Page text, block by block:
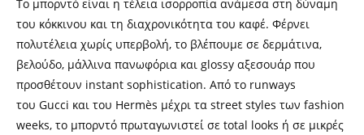
Το μπορντό είναι η τέλεια ισορροπία ανάμεσα στη δύναμη
του κόκκινου και τη διαχρονικότητα του καφέ. Φέρνει
πολυτέλεια χωρίς υπερβολή, το βλέπουμε σε δερμάτινα,
βελούδο, μάλλινα πανωφόρια και glossy αξεσουάρ που
προσθέτουν instant sophistication. Από το runways
του Gucci και του Hermès μέχρι τα street styles των fashion
weeks, το μπορντό πρωταγωνιστεί σε total looks ή σε μικρές